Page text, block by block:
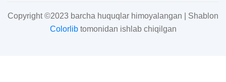
Copyright ©2023 barcha huquqlar himoyalangan | Shablon
Colorlibtomonidan ishlab chiqilgan